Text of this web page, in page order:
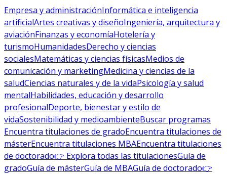
Empresa y administraciónInformática e inteligencia
artificialArtes creativas y diseñoIngeniería, arquitectura y
aviaciónFinanzas y economíaHotelería y
turismoHumanidadesDerecho y ciencias
socialesMatemáticas y ciencias físicasMedios de
comunicación y marketingMedicina y ciencias de la
saludCiencias naturales y de la vidaPsicología y salud
mentalHabilidades, educación y desarrollo
profesionalDeporte, bienestar y estilo de
vidaSostenibilidad y medioambienteBuscar programas
Encuentra titulaciones de gradoEncuentra titulaciones de
másterEncuentra titulaciones MBAEncuentra titulaciones
de doctorado👉 Explora todas las titulacionesGuía de
gradoGuía de másterGuía de MBAGuía de doctorado👉